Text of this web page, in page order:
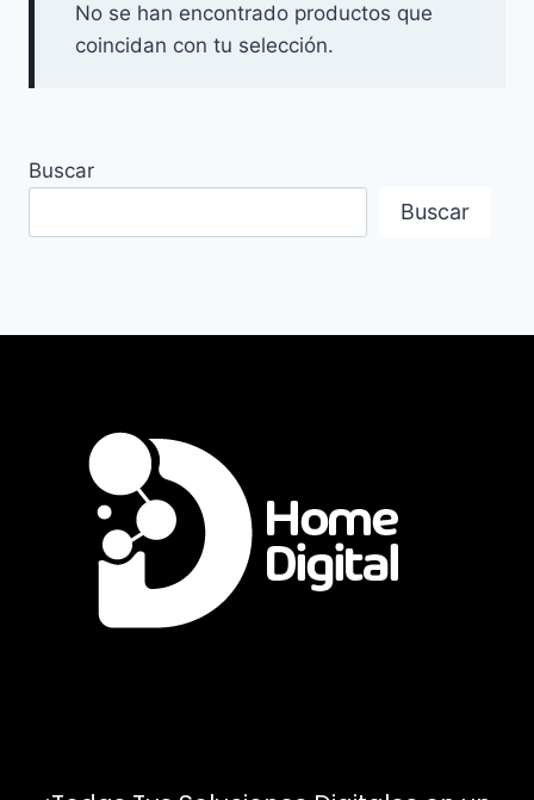
No se han encontrado productos que
coincidan con tu selección.
Buscar
Buscar